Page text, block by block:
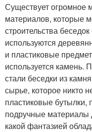
Существует огромное
материалов, которые
строительства
используются
и пластиковые
используется
стали беседки из
сырье, которое никто
пластиковые бутылки,
подручные материалы
какой фантазией